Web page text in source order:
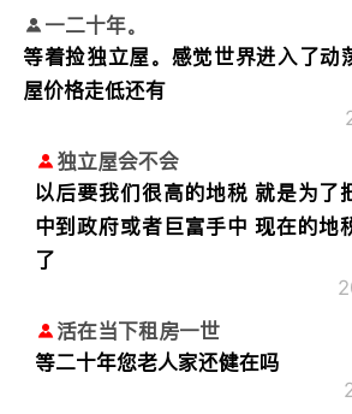
一二十年。
等着捡独立屋。感觉世界进入了动
屋价格走低还有
独立屋会不会
以后要我们很高的地税 就是为了
中到政府或者巨富手中 现在的地
了
活在当下租房一世
等二十年您老人家还健在吗